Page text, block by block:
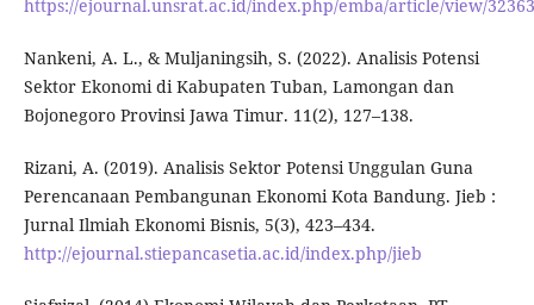
https://ejournal.unsrat.ac.id/index.php/emba/article/view/32363
Nankeni, A. L., & Muljaningsih, S. (2022). Analisis Potensi
Sektor Ekonomi di Kabupaten Tuban, Lamongan dan
Bojonegoro Provinsi Jawa Timur. 11(2), 127–138.
Rizani, A. (2019). Analisis Sektor Potensi Unggulan Guna
Perencanaan Pembangunan Ekonomi Kota Bandung. Jieb :
Jurnal Ilmiah Ekonomi Bisnis, 5(3), 423–434.
http://ejournal.stiepancasetia.ac.id/index.php/jieb